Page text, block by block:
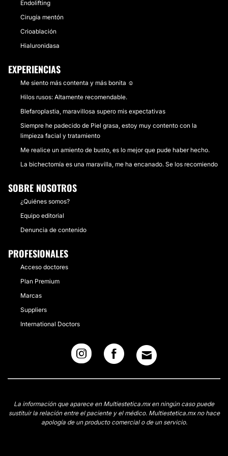
responsabilidad del Dr. Eduardo Santos, brindamos
excelencia en los siguientes servicios: Cirugía de
(Rinoplastía, Blefaroplastía, Mentoplastía),Cirugía
Estética de Abdomen, (Miniabdominoplastía,
Lipoescultura, Post-tratamiento de Obesidad, Cirugía
Cosmética de Párpados (Blefaroplastía superior e
inferior), Cirugía Reconstructiva (malposiciones,
deformidades), Tumores, Extirpación de tumores
palpebrales, Alteraciones asociadas a enfermedades
de tiroides y Enfermedades de la Vía Lagrimal
Farmacia
Dermatology, Cosmetic & Laser Clinic se apoya de la
colaboración de farmacias especializadas en
como en Monterrey, Nuevo León.
Para mayor información sobre sus procedimientos, se
encuentran ubicados en la Col.
Posibilidad de videoconsulta:
No
Financiación o facilidades de pago:
Endolifting
Cirugía mentón
Crioablación
Hialuronidasa
EXPERIENCIAS
Me siento más contenta y más bonita ☺️
Hilos rusos: Altamente recomendable.
Blefaroplastia, maravillosa supero mis expectativas
Siempre he padecido de Piel grasa, estoy muy contento con la
limpieza facial y tratamiento
Me realice un amiento de busto, es lo mejor que pude haber hecho.
La bichectomía es una maravilla, me ha encanado. Se los recomiendo
SOBRE NOSOTROS
¿Quiénes somos?
Equipo editorial
Denuncia de contenido
PROFESIONALES
Acceso doctores
Plan Premium
Marcas
Suppliers
International Doctors
La información que aparece en Multiestetica.mx en ningún caso puede
sustituir la relación entre el paciente y el médico. Multiestetica.mx no hace
apología de un producto comercial o de un servicio.